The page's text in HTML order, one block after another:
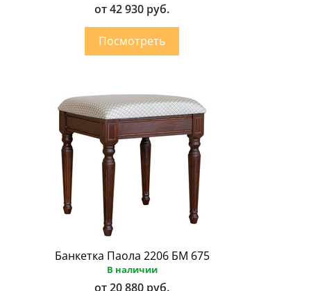
от 42 930 руб.
Банкетка Паола 2206 БМ 675
В наличии
от 20 880 руб.